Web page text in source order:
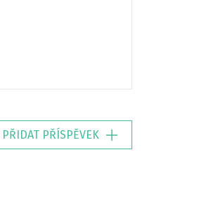
PŘIDAT PŘÍSPĚVEK